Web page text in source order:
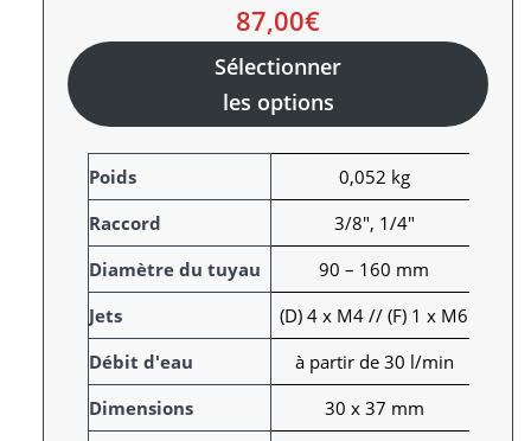
87,00€
Sélectionner
les options
A
t
t
r
i
b
u
t
s
V
a
l
e
u
r
Poids
0,052 kg
Raccord
3/8", 1/4"
Diamètre du tuyau
90 – 160 mm
Jets
(D) 4 x M4 // (F) 1 x M6
Débit d'eau
à partir de 30 l/min
Dimensions
30 x 37 mm